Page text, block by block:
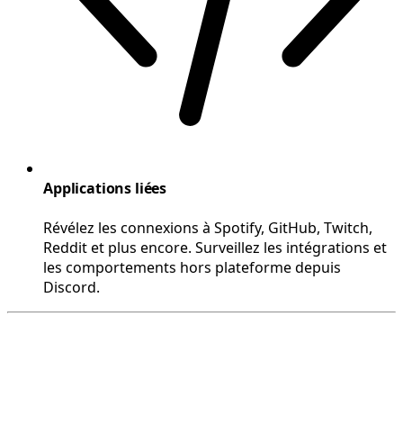
Applications liées
Révélez les connexions à Spotify, GitHub, Twitch,
Reddit et plus encore. Surveillez les intégrations et
les comportements hors plateforme depuis
Discord.